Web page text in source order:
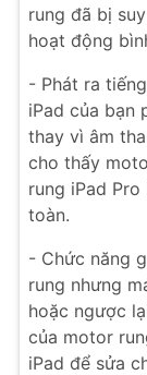
rung đã bị
hoạt động
- Phát ra
iPad của bạn
thay vì âm
cho thấy
rung iPad
toàn.
- Chức năng
rung nhưng
hoặc ngược
của motor
iPad để sửa